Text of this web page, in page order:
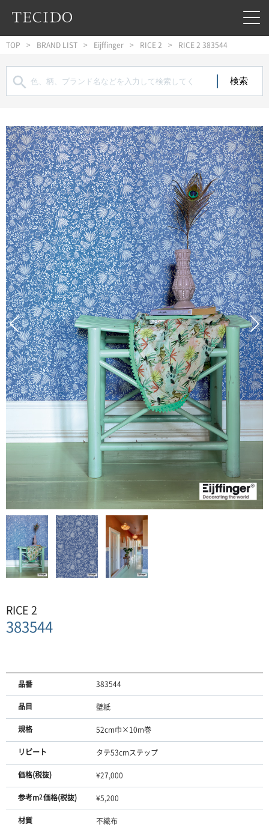
フッターへジャンプ
TOP BRAND LIST Eijffinger RICE 2 RICE 2 383544

RICE 2
383544
品番 383544
品目 壁紙
規格 52cm巾×10m巻
リピート タテ53cmステップ
価格(税抜) ¥27,000
参考m2価格(税抜) ¥5,200
材質 不織布